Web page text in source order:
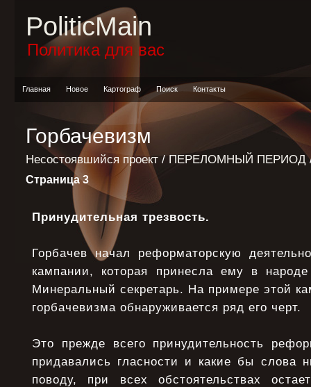
PoliticMain
Политика для вас
Главная Новое Картограф Поиск Контакты
Горбачевизм
Несостоявшийся проект / ПЕРЕЛОМНЫЙ ПЕРИОД
Страница 3
Принудительная трезвость.
Горбачев начал реформаторскую
кампании, которая принесла ему в
Минеральный секретарь. На примере этой
горбачевизма обнаруживается ряд его черт.
Это прежде всего принудительность
придавались гласности и какие бы слова
поводу, при всех обстоятельствах